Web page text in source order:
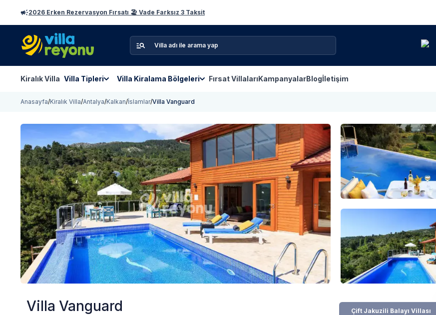
2026 Erken Rezervasyon Fırsatı 🏖️ Vade Farksız 3 Taksit
Kiralık Villa Villa Tipleri Villa Kiralama Bölgeleri Fırsat VillalarıKampanyalarBlogİletişim
Anasayfa/Kiralık Villa/Antalya/Kalkan/İslamlar/Villa Vanguard
Villa Vanguard Çift Jakuzili Balayı Villası